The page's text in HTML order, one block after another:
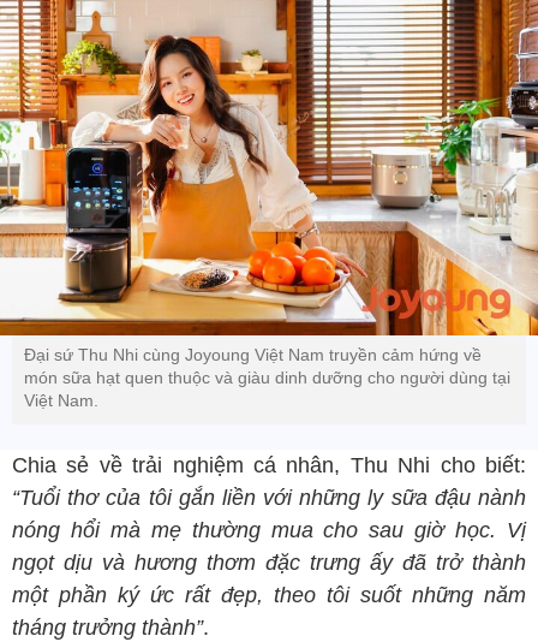
Đại sứ Thu Nhi cùng Joyoung Việt Nam truyền cảm hứng về
món sữa hạt quen thuộc và giàu dinh dưỡng cho người dùng tại
Việt Nam.
Chia sẻ về trải nghiệm cá nhân, Thu Nhi cho biết:
“Tuổi thơ của tôi gắn liền với những ly sữa đậu nành
nóng hổi mà mẹ thường mua cho sau giờ học. Vị
ngọt dịu và hương thơm đặc trưng ấy đã trở thành
một phần ký ức rất đẹp, theo tôi suốt những năm
tháng trưởng thành”.